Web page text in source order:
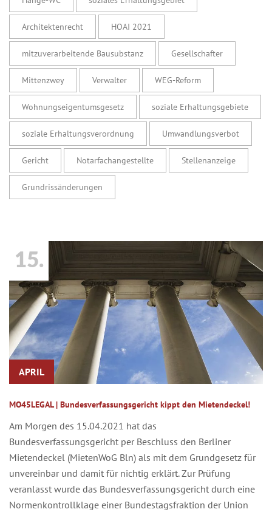
Architektenrecht HOAI 2021
mitzuverarbeitende Bausubstanz Gesellschafter
Mittenzwey Verwalter WEG-Reform
Wohnungseigentumsgesetz soziale Erhaltungsgebiete
soziale Erhaltungsverordnung Umwandlungsverbot
Gericht Notarfachangestellte Stellenanzeige
Grundrissänderungen
15.
APRIL
MO45LEGAL | Bundesverfassungsgericht kippt den Mietendeckel!
Am Morgen des 15.04.2021 hat das
Bundesverfassungsgericht per Beschluss den Berliner
Mietendeckel (MietenWoG Bln) als mit dem Grundgesetz für
unvereinbar und damit für nichtig erklärt. Zur Prüfung
veranlasst wurde das Bundesverfassungsgericht durch eine
Normenkontrollklage einer Bundestagsfraktion der Union